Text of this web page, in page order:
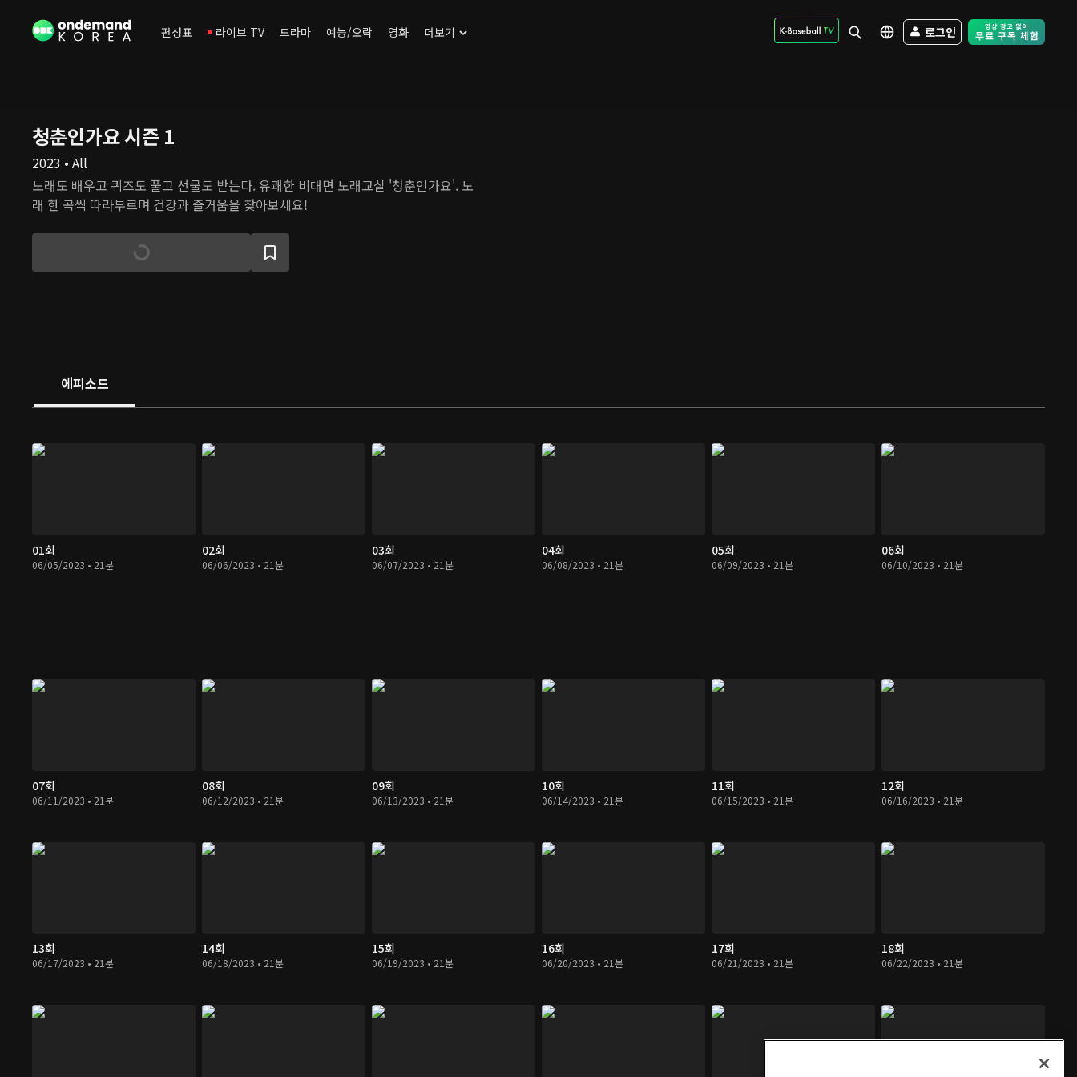
편성표 라이브 TV 드라마 예능/오락 영화 더보기 로그인 Free Trial -
청춘인가요 시즌 1
2023 • All
노래도 배우고 퀴즈도 풀고 선물도 받는다. 유쾌한 비대면 노래교실 '청춘인가요'. 노
래 한 곡씩 따라부르며 건강과 즐거움을 찾아보세요!
에피소드
01회
06/05/2023 • 21분
02회
06/06/2023 • 21분
03회
06/07/2023 • 21분
04회
06/08/2023 • 21분
05회
06/09/2023 • 21분
06회
06/10/2023 • 21분
07회
06/11/2023 • 21분
08회
06/12/2023 • 21분
09회
06/13/2023 • 21분
10회
06/14/2023 • 21분
11회
06/15/2023 • 21분
12회
06/16/2023 • 21분
13회
06/17/2023 • 21분
14회
06/18/2023 • 21분
15회
06/19/2023 • 21분
16회
06/20/2023 • 21분
17회
06/21/2023 • 21분
18회
06/22/2023 • 21분